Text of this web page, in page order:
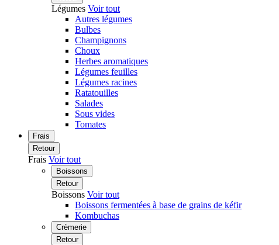
Légumes Voir tout
Autres légumes
Bulbes
Champignons
Choux
Herbes aromatiques
Légumes feuilles
Légumes racines
Ratatouilles
Salades
Sous vides
Tomates
Frais
Retour
Frais Voir tout
Boissons
Retour
Boissons Voir tout
Boissons fermentées à base de grains de kéfir
Kombuchas
Crèmerie
Retour